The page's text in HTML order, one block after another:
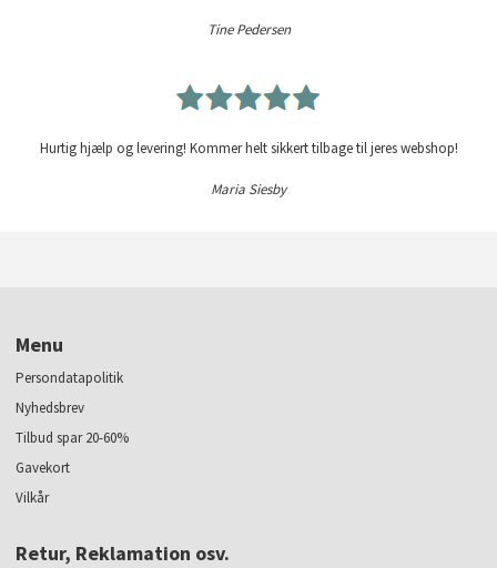
Tine Pedersen
Hurtig hjælp og levering! Kommer helt sikkert tilbage til jeres webshop!
Maria Siesby
Menu
Persondatapolitik
Nyhedsbrev
Tilbud spar 20-60%
Gavekort
Vilkår
Retur, Reklamation osv.